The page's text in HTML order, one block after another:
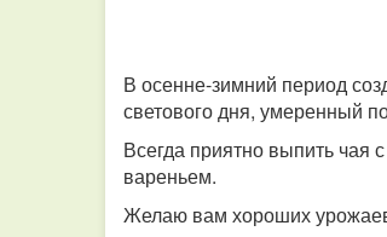
В осенне-зимний период
светового дня, умеренный
Всегда приятно выпить чая
вареньем.
Желаю вам хороших